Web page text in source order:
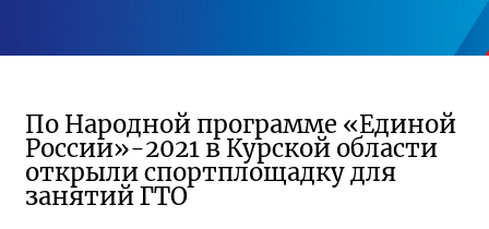
По Народной программе «Единой
России»-2021 в Курской области
открыли спортплощадку для
занятий ГТО